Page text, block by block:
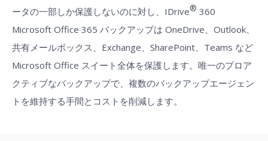
ータの一部しか保護しないのに対し、IDrive® 360
Microsoft Office 365 バックアップは OneDrive、Outlook、
共有メールボックス、Exchange、SharePoint、Teams など
Microsoft Office スイート全体を保護します。唯一のプロア
クティブなバックアップで、複数のバックアップエージェン
トを維持する手間とコストを削減します。